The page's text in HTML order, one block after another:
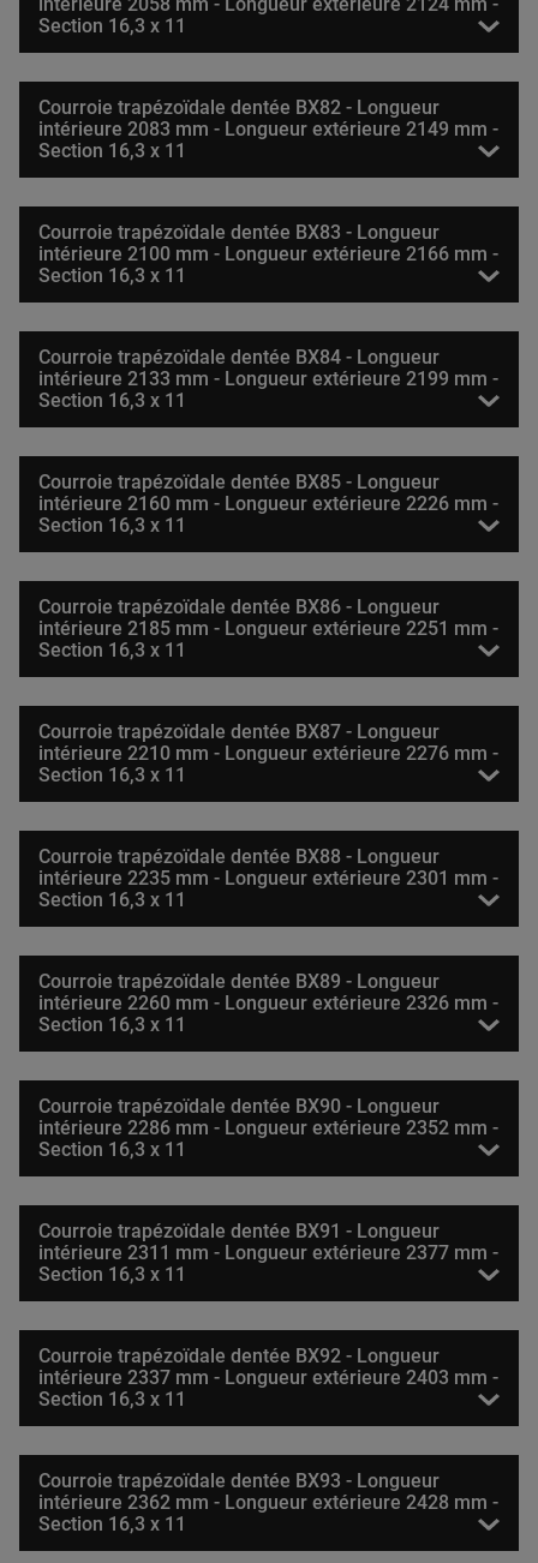
Section 16,3 x 11
Courroie trapézoïdale dentée BX82 - Longueur
intérieure 2083 mm - Longueur extérieure 2149 mm -
Section 16,3 x 11
Courroie trapézoïdale dentée BX83 - Longueur
intérieure 2100 mm - Longueur extérieure 2166 mm -
Section 16,3 x 11
Courroie trapézoïdale dentée BX84 - Longueur
intérieure 2133 mm - Longueur extérieure 2199 mm -
Section 16,3 x 11
Courroie trapézoïdale dentée BX85 - Longueur
intérieure 2160 mm - Longueur extérieure 2226 mm -
Section 16,3 x 11
Courroie trapézoïdale dentée BX86 - Longueur
intérieure 2185 mm - Longueur extérieure 2251 mm -
Section 16,3 x 11
Courroie trapézoïdale dentée BX87 - Longueur
intérieure 2210 mm - Longueur extérieure 2276 mm -
Section 16,3 x 11
Courroie trapézoïdale dentée BX88 - Longueur
intérieure 2235 mm - Longueur extérieure 2301 mm -
Section 16,3 x 11
Courroie trapézoïdale dentée BX89 - Longueur
intérieure 2260 mm - Longueur extérieure 2326 mm -
Section 16,3 x 11
Courroie trapézoïdale dentée BX90 - Longueur
intérieure 2286 mm - Longueur extérieure 2352 mm -
Section 16,3 x 11
Courroie trapézoïdale dentée BX91 - Longueur
intérieure 2311 mm - Longueur extérieure 2377 mm -
Section 16,3 x 11
Courroie trapézoïdale dentée BX92 - Longueur
intérieure 2337 mm - Longueur extérieure 2403 mm -
Section 16,3 x 11
Courroie trapézoïdale dentée BX93 - Longueur
intérieure 2362 mm - Longueur extérieure 2428 mm -
Section 16,3 x 11